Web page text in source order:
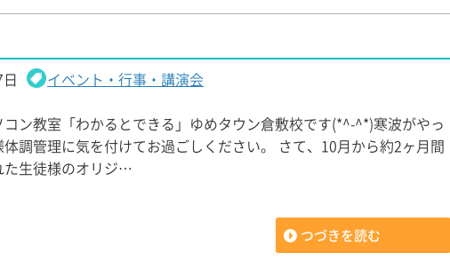
イベント・行事・講演会
コン教室「わかるとできる」ゆめタウン倉敷校です(*^-^*)寒波がやっ
調管理に気を付けてお過ごしください。 さて、10月から約2ヶ月間
た生徒様のオリジ…
つづきを読む